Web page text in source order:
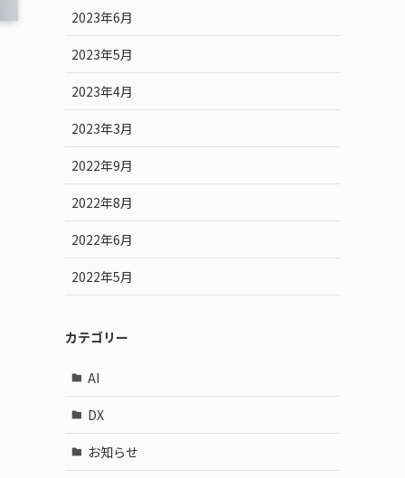
2023年6月
2023年5月
2023年4月
2023年3月
2022年9月
2022年8月
2022年6月
2022年5月
カテゴリー
AI
DX
お知らせ